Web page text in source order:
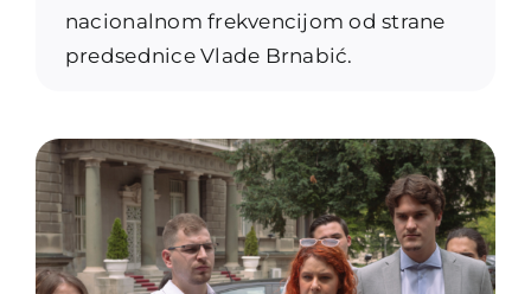
nacionalnom frekvencijom od strane
predsednice Vlade Brnabić.